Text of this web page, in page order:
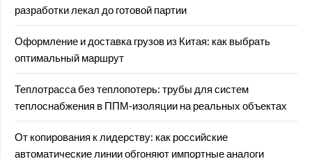
разработки лекал до готовой партии
Оформление и доставка грузов из Китая: как выбрать
оптимальный маршрут
Теплотрасса без теплопотерь: трубы для систем
теплоснабжения в ППМ‑изоляции на реальных объектах
От копирования к лидерству: как российские
автоматические линии обгоняют импортные аналоги